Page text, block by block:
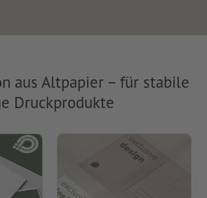
aus Altpapier – für stabile
Druckprodukte